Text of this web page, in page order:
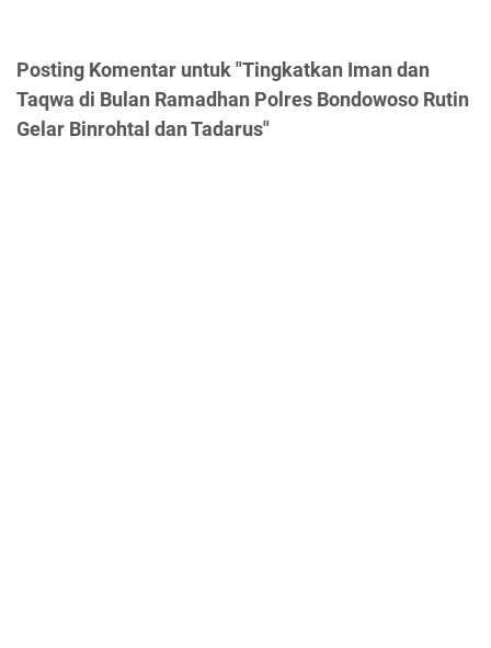
Posting Komentar untuk "Tingkatkan Iman dan
Taqwa di Bulan Ramadhan Polres Bondowoso Rutin
Gelar Binrohtal dan Tadarus"